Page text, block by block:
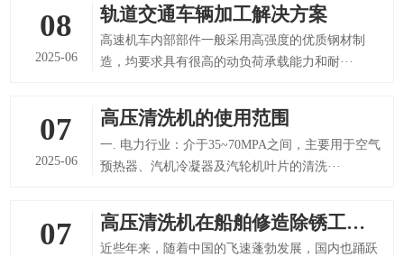
08
2025-06
轨道交通车辆加工解决方案
高速机车内部部件一般采用高强度的优质钢材制
造，均要求具有很高的动负荷承载能力和耐···
07
2025-06
高压清洗机的使用范围
一. 电力行业：介于35~70MPA之间，主要用于空气
预热器、汽机冷凝器及汽轮机叶片的清洗···
07 高压清洗机在船舶修造除锈工作中的应用
近些年来，随着中国的飞速蓬勃发展，国内也踊跃